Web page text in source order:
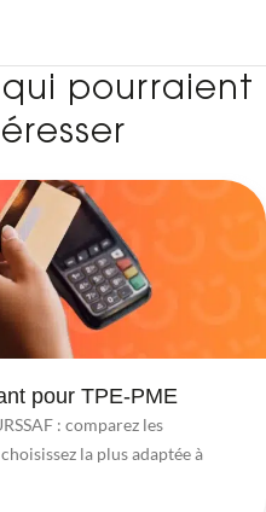
pourraient
pour TPE-PME
: comparez les
la plus adaptée à